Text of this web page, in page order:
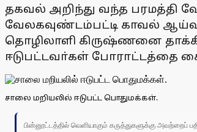
தகவல் அறிந்து வந்த பரமத்தி
வேலகவுண்டம்பட்டி காவல்
தொழிலாளி கிருஷ்ணனை
ஈடுபட்டவா்கள் போராட்டத்தை
சாலை மறியலில் ஈடுபட்ட பொதுமக்கள்.
பின்னூட்டத்தில் வெளியாகும் கருத்துகளுக்கு அவற்றைப்